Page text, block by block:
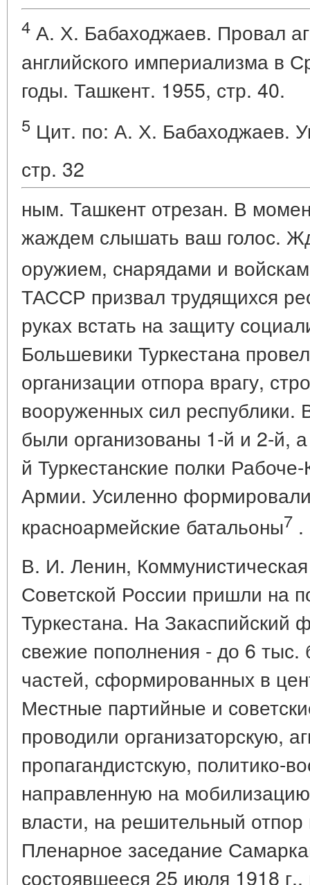
4 А. Х. Бабаходжаев. Провал
английского империализма в
годы. Ташкент. 1955, стр. 40.
5 Цит. по: А. Х. Бабаходжаев.
стр. 32
ным. Ташкент отрезан. В
жаждем слышать ваш голос.
оружием, снарядами и
ТАССР призвал трудящихся
руках встать на защиту
Большевики Туркестана
организации отпора врагу,
вооруженных сил
были организованы 1-й и 2-й,
й Туркестанские полки
Армии. Усиленно
красноармейские батальоны7 .
В. И. Ленин,
Советской России пришли на
Туркестана. На Закаспийский
свежие пополнения - до 6 тыс.
частей, сформированных в
Местные партийные и
проводили организаторскую,
пропагандистскую, политико-
направленную на
власти, на решительный
Пленарное заседание
состоявшееся 25 июля 1918